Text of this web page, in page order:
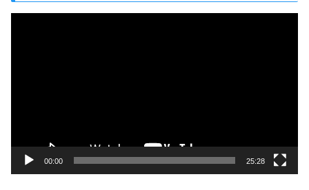
00:00 25:28